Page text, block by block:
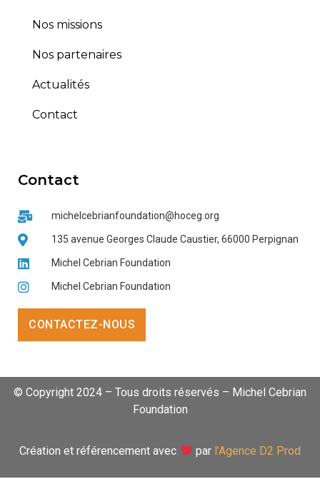
Nos missions
Nos partenaires
Actualités
Contact
Contact
michelcebrianfoundation@hoceg.org
135 avenue Georges Claude Caustier, 66000 Perpignan
Michel Cebrian Foundation
Michel Cebrian Foundation
CONTACTEZ-NOUS
© Copyright 2024 – Tous droits réservés – Michel Cebrian
Foundation
Création et référencement avec parl’Agence D2 Prod